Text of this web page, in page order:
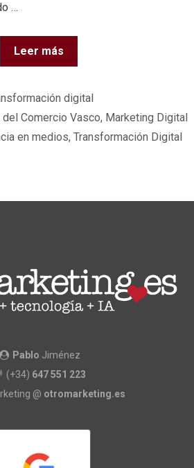
…
Leer más
digital
del Comercio Vasco, Marketing Digital
en medios, Transformación Digital
Pablo Jiménez
(+34) 647 551 223
@ otromarketing.es